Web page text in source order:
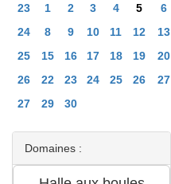
23
1 2 3 4 5 6
24
8 9 10 11 12 13
25
15 16 17 18 19 20
26
22 23 24 25 26 27
27
29 30
Domaines :